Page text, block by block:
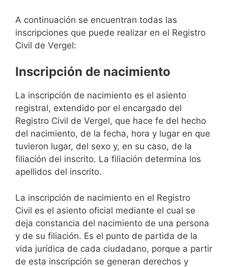
A continuación se encuentran todas las
inscripciones que puede realizar en el Registro
Civil de Vergel:
Inscripción de nacimiento
La inscripción de nacimiento es el asiento
registral, extendido por el encargado del
Registro Civil de Vergel, que hace fe del hecho
del nacimiento, de la fecha, hora y lugar en que
tuvieron lugar, del sexo y, en su caso, de la
filiación del inscrito. La filiación determina los
apellidos del inscrito.
La inscripción de nacimiento en el Registro
Civil es el asiento oficial mediante el cual se
deja constancia del nacimiento de una persona
y de su filiación. Es el punto de partida de la
vida jurídica de cada ciudadano, porque a partir
de esta inscripción se generan derechos y